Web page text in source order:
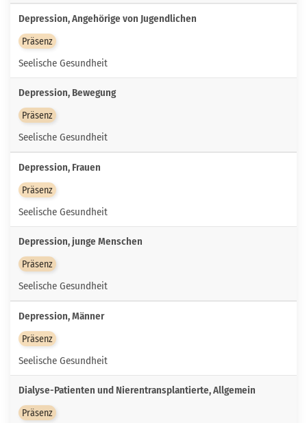
Depression, Angehörige von Jugendlichen
Präsenz
Seelische Gesundheit
Depression, Bewegung
Präsenz
Seelische Gesundheit
Depression, Frauen
Präsenz
Seelische Gesundheit
Depression, junge Menschen
Präsenz
Seelische Gesundheit
Depression, Männer
Präsenz
Seelische Gesundheit
Dialyse-Patienten und Nierentransplantierte, Allgemein
Präsenz